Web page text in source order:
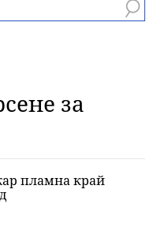
за
пламна край